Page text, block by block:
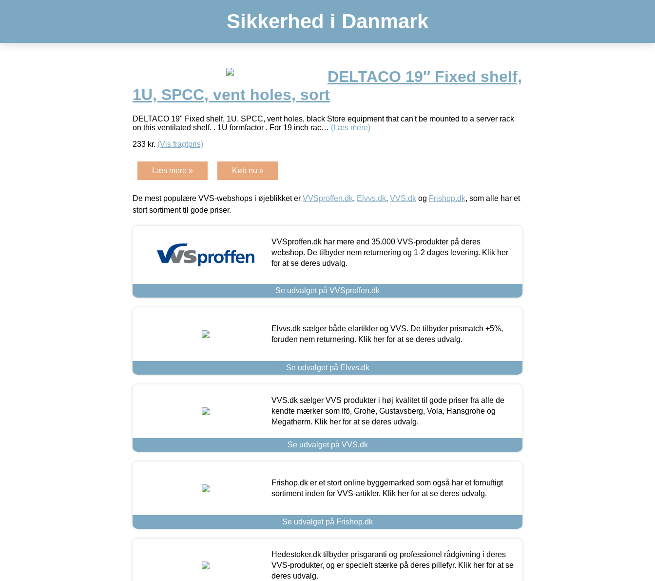
Sikkerhed i Danmark
DELTACO 19″ Fixed shelf,
1U, SPCC, vent holes, sort
DELTACO 19" Fixed shelf, 1U, SPCC, vent holes, black Store equipment that can't be mounted to a server rack
on this ventilated shelf. . 1U formfactor . For 19 inch rac… (Læs mere)
233 kr. (Vis fragtpris)
Læs mere » Køb nu »
De mest populære VVS-webshops i øjeblikket er VVSproffen.dk, Elvvs.dk, VVS.dk og Frishop.dk, som alle har et
stort sortiment til gode priser.
VVSproffen.dk har mere end 35.000 VVS-produkter på deres
webshop. De tilbyder nem returnering og 1-2 dages levering. Klik her
for at se deres udvalg.
Se udvalget på VVSproffen.dk
Elvvs.dk sælger både elartikler og VVS. De tilbyder prismatch +5%,
foruden nem returnering. Klik her for at se deres udvalg.
Se udvalget på Elvvs.dk
VVS.dk sælger VVS produkter i høj kvalitet til gode priser fra alle de
kendte mærker som Ifö, Grohe, Gustavsberg, Vola, Hansgrohe og
Megatherm. Klik her for at se deres udvalg.
Se udvalget på VVS.dk
Frishop.dk er et stort online byggemarked som også har et fornuftigt
sortiment inden for VVS-artikler. Klik her for at se deres udvalg.
Se udvalget på Frishop.dk
Hedestoker.dk tilbyder prisgaranti og professionel rådgivning i deres
VVS-produkter, og er specielt stærke på deres pillefyr. Klik her for at se
deres udvalg.